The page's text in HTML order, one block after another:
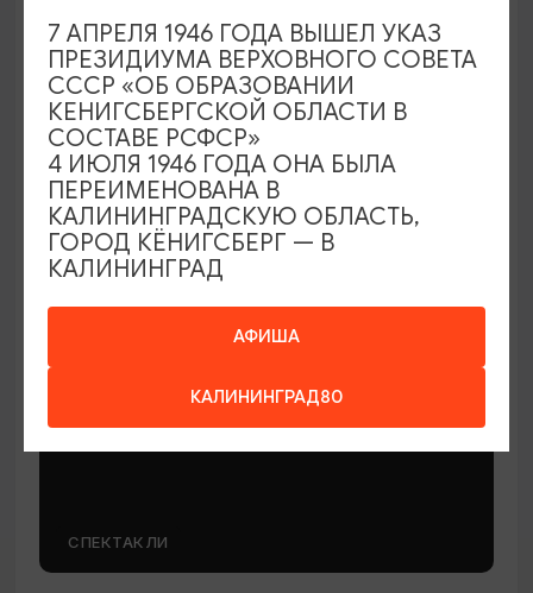
СПЕКТАКЛИ
Улитка и Кит
06.09.2026 11:00
Светлогорск, Арт-пространство «Янтарь-холл»
ОТ 500₽ ПУШКИНСКАЯ КАРТА
СПЕКТАКЛИ
АФИША
КАЛИНИНГРАД80
7 АПРЕЛЯ 1946 ГОДА ВЫШЕЛ УКАЗ
ПРЕЗИДИУМА ВЕРХОВНОГО СОВЕТА
СССР «ОБ ОБРАЗОВАНИИ
КЕНИГСБЕРГСКОЙ ОБЛАСТИ В
СОСТАВЕ РСФСР»
4 ИЮЛЯ 1946 ГОДА ОНА БЫЛА
ПЕРЕИМЕНОВАНА В
КАЛИНИНГРАДСКУЮ ОБЛАСТЬ,
ГОРОД КЁНИГСБЕРГ — В
КАЛИНИНГРАД